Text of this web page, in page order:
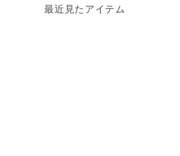
最近見たアイテム